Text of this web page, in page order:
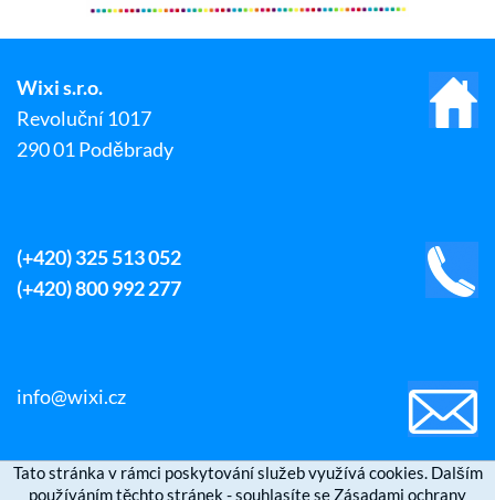
Wixi s.r.o.
Revoluční 1017
290 01 Poděbrady
(+420) 325 513 052
(+420) 800 992 277
info@wixi.cz
Tato stránka v rámci poskytování služeb využívá cookies. Dalším
používáním těchto stránek - souhlasíte se Zásadami ochrany